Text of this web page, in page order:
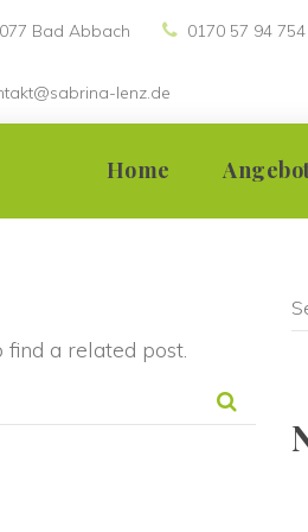
Bad Abbach 0170 57 94 754
lenz.de
Home
a related post.